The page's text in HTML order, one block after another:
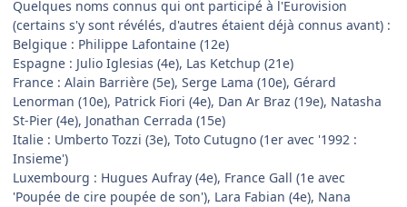
Quelques noms connus qui ont participé à l'Eurovision
(certains s'y sont révélés, d'autres étaient déjà connus avant) :
Belgique : Philippe Lafontaine (12e)
Espagne : Julio Iglesias (4e), Las Ketchup (21e)
France : Alain Barrière (5e), Serge Lama (10e), Gérard
Lenorman (10e), Patrick Fiori (4e), Dan Ar Braz (19e), Natasha
St-Pier (4e), Jonathan Cerrada (15e)
Italie : Umberto Tozzi (3e), Toto Cutugno (1er avec '1992 :
Insieme')
Luxembourg : Hugues Aufray (4e), France Gall (1e avec
'Poupée de cire poupée de son'), Lara Fabian (4e), Nana